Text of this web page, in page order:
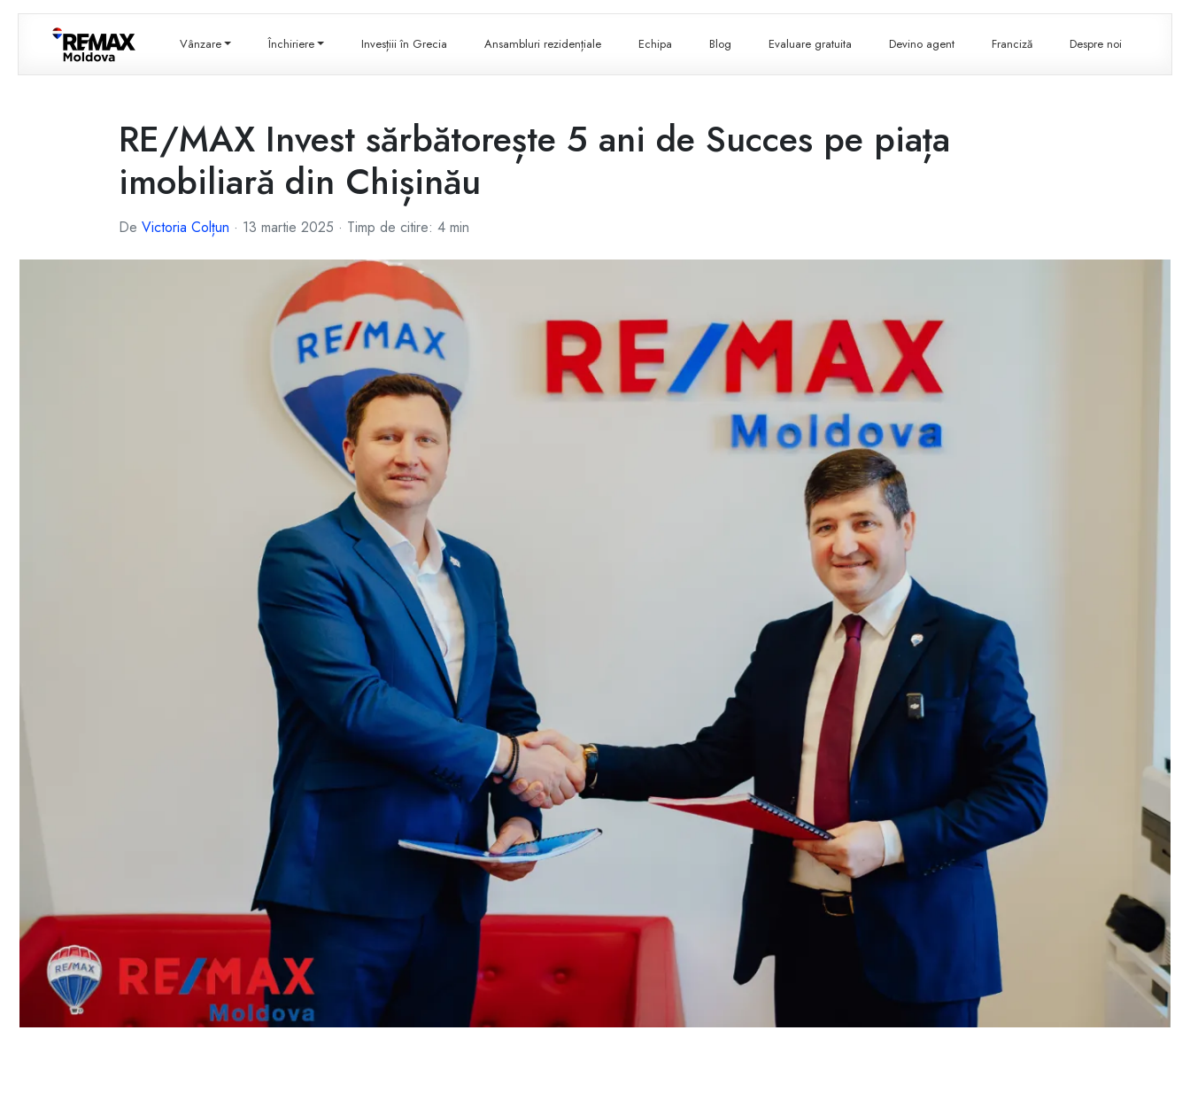
Vânzare Închiriere Invesțiii în Grecia Ansambluri rezidențiale Echipa Blog Evaluare gratuita Devino agent Franciză Despre noi
RE/MAX Invest sărbătorește 5 ani de Succes pe piața
imobiliară din Chișinău
De Victoria Colțun · 13 martie 2025 · Timp de citire: 4 min